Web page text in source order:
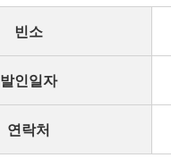
빈소
발인일자
연락처